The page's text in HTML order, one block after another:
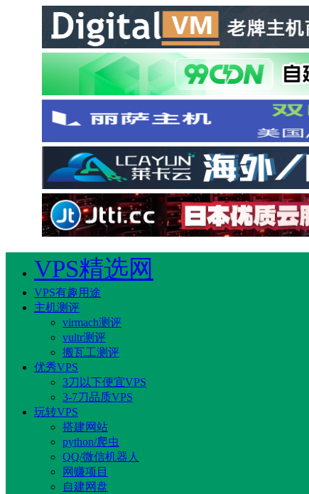
VPS精选网
VPS有趣用途
主机测评
virmach测评
vultr测评
搬瓦工测评
优秀VPS
3刀以下便宜VPS
3-7刀品质VPS
玩转VPS
搭建网站
python/爬虫
QQ/微信机器人
网赚项目
自建网盘